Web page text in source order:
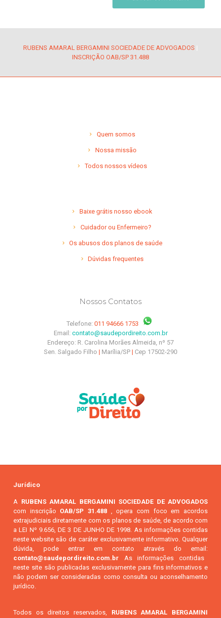
RUBENS AMARAL BERGAMINI SOCIEDADE DE ADVOGADOS |
INSCRIÇÃO OAB/SP 31.488
Quem somos
Nossa missão
Todos nossos vídeos
Baixe grátis nosso ebook
Cuidador ou Enfermeiro?
Os abusos dos planos de saúde
Dúvidas frequentes
Nossos Contatos
Telefone: 011 94666 1753
Email: contato@saudepordireito.com.br
Endereço: R. Carolina Morães Almeida, nº 57
Sen. Salgado Filho | Marília/SP | Cep 17502-290
Jurídico
A RUBENS AMARAL BERGAMINI SOCIEDADE DE ADVOGADOS
com inscrição OAB/SP 31.488 , opera com foco em acordos
extrajudiciais diretamente com os planos de saúde, de acordo com
a LEI Nº 9.656, DE 3 DE JUNHO DE 1998. As informações contidas
neste website são de caráter exclusivamente informativo. Qualquer
dúvida, pode entrar em contato através do email:
contato@saudepordireito.com.br As informações contidas
neste site são publicadas exclusivamente para fins informativos e
não podem ser consideradas como consulta ou aconselhamento
jurídico.
Todos os direitos reservados, RUBENS AMARAL BERGAMINI